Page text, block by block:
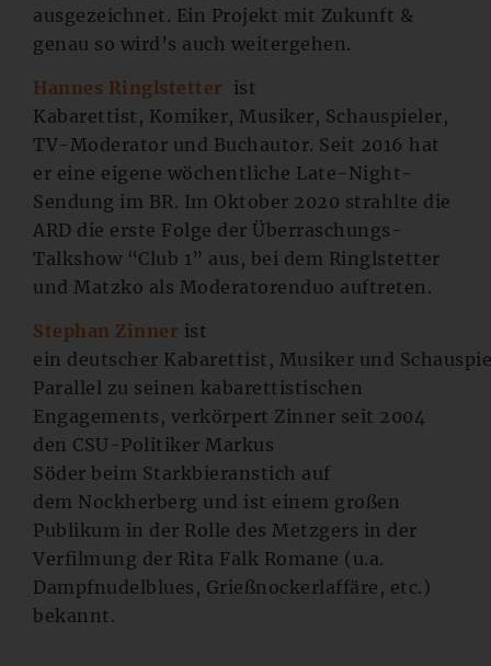
ausgezeichnet. Ein Projekt mit Zukunft &
genau so wird’s auch weitergehen.
Hannes Ringlstetter ist
Kabarettist, Komiker, Musiker, Schauspieler,
TV-Moderator und Buchautor. Seit 2016 hat
er eine eigene wöchentliche Late-Night-
Sendung im BR. Im Oktober 2020 strahlte die
ARD die erste Folge der Überraschungs-
Talkshow “Club 1” aus, bei dem Ringlstetter
und Matzko als Moderatorenduo auftreten.
Stephan Zinner ist
ein deutscher Kabarettist, Musiker und
Parallel zu seinen kabarettistischen
Engagements, verkörpert Zinner seit 2004
den CSU-Politiker Markus
Söder beim Starkbieranstich auf
dem Nockherberg und ist einem großen
Publikum in der Rolle des Metzgers in der
Verfilmung der Rita Falk Romane (u.a.
Dampfnudelblues, Grießnockerlaffäre, etc.)
bekannt.